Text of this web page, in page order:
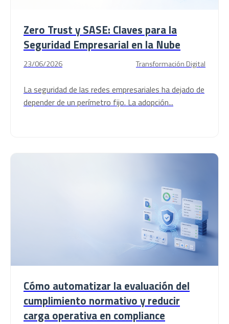
Zero Trust y SASE: Claves para la
Seguridad Empresarial en la Nube
23/06/2026 Transformación Digital
La seguridad de las redes empresariales ha dejado de
depender de un perímetro fijo. La adopción...
Cómo automatizar la evaluación del
cumplimiento normativo y reducir
carga operativa en compliance